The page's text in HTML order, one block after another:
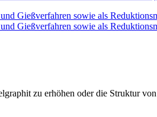
zu erhöhen oder die Struktur